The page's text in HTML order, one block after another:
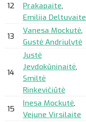
12
Prakapaite,
Emilija Deltuvaite
13
Vanesa Mockutė,
Gustė Andriulytė
14
Justė
Jevdokūninaitė,
Smiltė
Rinkevičiūtė
15
Inesa Mockutė,
Vejune Virsilaite